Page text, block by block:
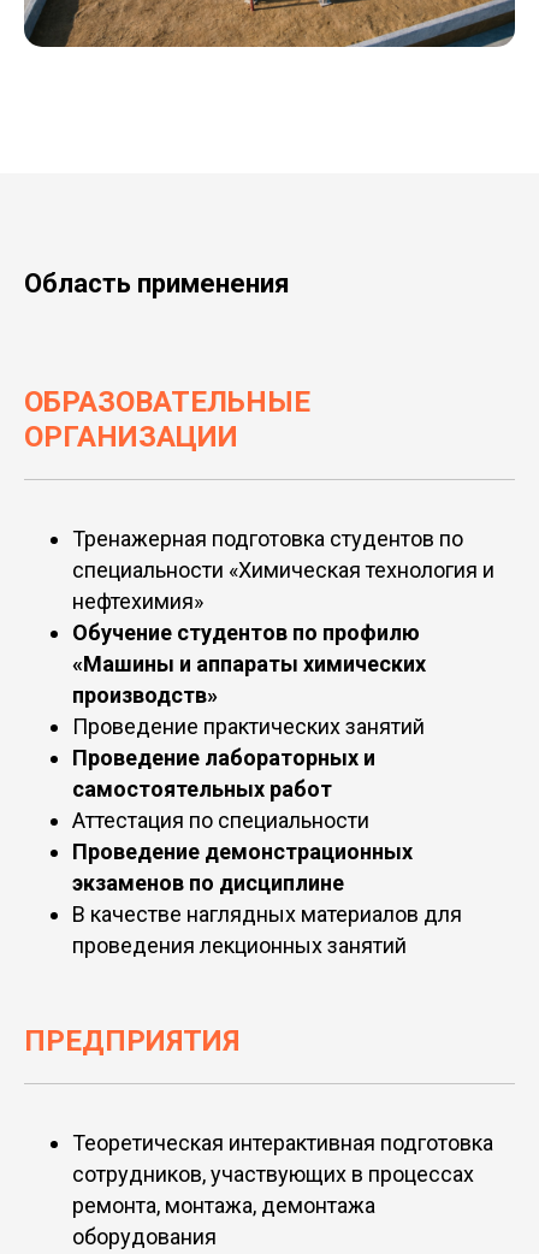
Область применения
ОБРАЗОВАТЕЛЬНЫЕ
ОРГАНИЗАЦИИ
Тренажерная подготовка студентов по
специальности «Химическая технология и
нефтехимия»
Обучение студентов по профилю
«Машины и аппараты химических
производств»
Проведение практических занятий
Проведение лабораторных и
самостоятельных работ
Аттестация по специальности
Проведение демонстрационных
экзаменов по дисциплине
В качестве наглядных материалов для
проведения лекционных занятий
ПРЕДПРИЯТИЯ
Теоретическая интерактивная подготовка
сотрудников, участвующих в процессах
ремонта, монтажа, демонтажа
оборудования